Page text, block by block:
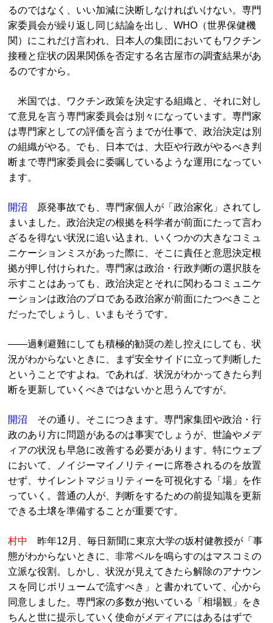
るのではなく、いい加減に決断しなければいけない。専門
家委員会が繰り返し同じ結論を出し、WHO（世界保健機
関）にこれだけ言われ、日本人の集団においてもワクチン
接種と症状の因果関係を否定する名古屋市の調査結果があ
るのですから。
米国では、ワクチン政策を決定する組織と、それに対し
て意見を言う専門家委員会は別々になっています。専門家
は専門家としての評価を言うまでが仕事で、政治決定は別
の組織がやる。でも、日本では、大臣や行政がやるべき判
断まで専門家委員会に委嘱しているような運用になってい
ます。
開沼 原発事故でも、専門家個人が「政治家化」されてし
まいました。政治決定の根拠を科学者が前面にたって言わ
ざるを得ない状況に追い込まれ、いくつかの大きなコミュ
ニケーションミスがあった際に、そこに責任と意思決定根
拠が押し付けられた。専門家は政治・行政判断の選択肢を
示すことはあっても、政治決定とそれに関わるコミュニケ
ーションは政治のプロである政治家が前面にたつべきこと
だったでしょうし、いまもそうです。
――過剰避難にしても積極的勧奨の差し控えにしても、状
況がわからないときに、まず安全サイドに立って判断した
ということですよね。であれば、状況がわかってきたら判
断を更新していくべきではないかと思うんですが。
開沼 その通り。そこにつきます。専門家集団や政治・行
政のあり方に問題があるのは事実でしょうが、世論やメデ
ィアの状況も早急に改善する必要があります。特にウェブ
において、ノイジーマイノリティーに席巻されるのを放置
せず、サイレントマジョリティーを可視化する「場」を作
っていく。普通の人が、判断をするための前提知識を更新
できる土壌を準備することが重要です。
村中
昨年12月、毎日新聞に東京大学の坂村健教授が「事
態がわからないときに、非常ベルを鳴らすのはマスコミの
立派な役割。しかし、状況が見えてきたら解除のアナウン
スを同じボリュームで流すべき」と書かれていて、心から
同意しました。専門家の多数が抱いている「相場観」をき
ちんと世に提示していく使命がメディアにはあるはずで